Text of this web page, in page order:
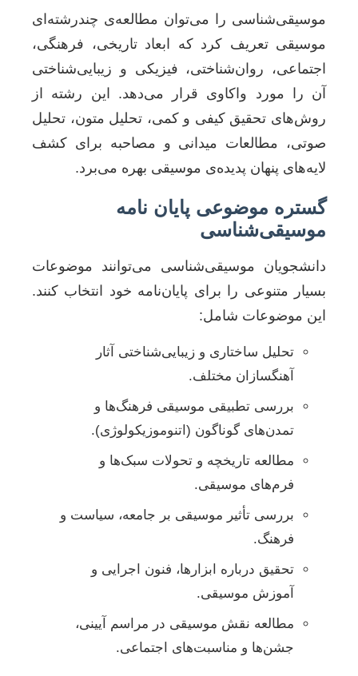
موسیقی‌شناسی را می‌توان مطالعه‌ی چندرشته‌ای
موسیقی تعریف کرد که ابعاد تاریخی، فرهنگی،
اجتماعی، روان‌شناختی، فیزیکی و زیبایی‌شناختی
آن را مورد واکاوی قرار می‌دهد. این رشته از
روش‌های تحقیق کیفی و کمی، تحلیل متون، تحلیل
صوتی، مطالعات میدانی و مصاحبه برای کشف
لایه‌های پنهان پدیده‌ی موسیقی بهره می‌برد.
گستره موضوعی پایان نامه
موسیقی‌شناسی
دانشجویان موسیقی‌شناسی می‌توانند موضوعات
بسیار متنوعی را برای پایان‌نامه خود انتخاب کنند.
این موضوعات شامل:
تحلیل ساختاری و زیبایی‌شناختی آثار
آهنگسازان مختلف.
بررسی تطبیقی موسیقی فرهنگ‌ها و
تمدن‌های گوناگون (اتنوموزیکولوژی).
مطالعه تاریخچه و تحولات سبک‌ها و
فرم‌های موسیقی.
بررسی تأثیر موسیقی بر جامعه، سیاست و
فرهنگ.
تحقیق درباره ابزارها، فنون اجرایی و
آموزش موسیقی.
مطالعه نقش موسیقی در مراسم آیینی،
جشن‌ها و مناسبت‌های اجتماعی.